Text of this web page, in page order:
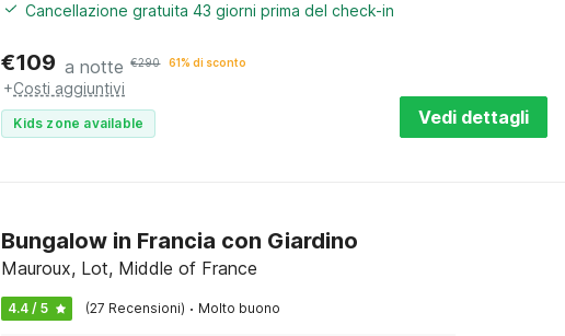
Cancellazione gratuita 43 giorni prima del check-in
€109 a notte €290 61% di sconto
+Costi aggiuntivi
Kids zone available Vedi dettagli
Bungalow in Francia con Giardino
Mauroux, Lot, Middle of France
4.4 / 5 (27 Recensioni) · Molto buono